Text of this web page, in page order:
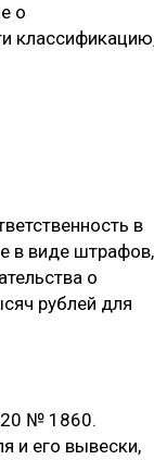
о
в
в виде штрафов,
о
рублей для
№ 1860.
и его вывески,